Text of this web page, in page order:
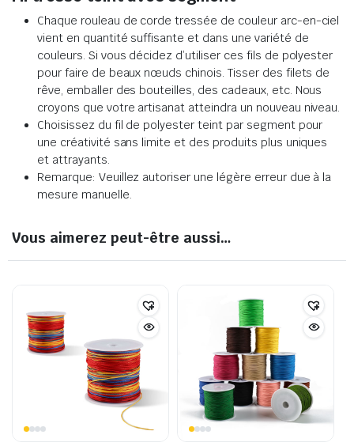
Chaque rouleau de corde tressée de couleur arc-en-ciel
vient en quantité suffisante et dans une variété de
couleurs. Si vous décidez d’utiliser ces fils de polyester
pour faire de beaux nœuds chinois. Tisser des filets de
rêve, emballer des bouteilles, des cadeaux, etc. Nous
croyons que votre artisanat atteindra un nouveau niveau.
Choisissez du fil de polyester teint par segment pour
une créativité sans limite et des produits plus uniques
et attrayants.
Remarque: Veuillez autoriser une légère erreur due à la
mesure manuelle.
Vous aimerez peut-être aussi…